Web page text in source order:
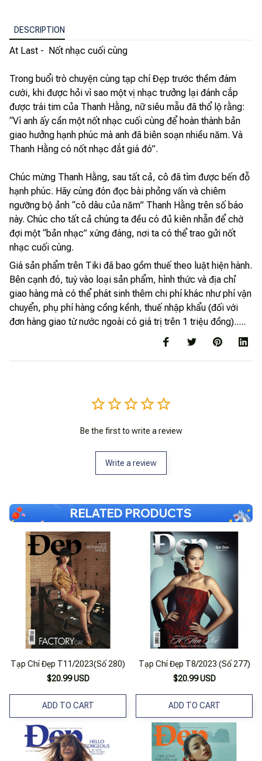
DESCRIPTION
At Last - Nốt nhạc cuối cùng
Trong buổi trò chuyện cùng tạp chí Đẹp trước thềm đám
cưới, khi được hỏi vì sao một vị nhạc trưởng lại đánh cắp
được trái tim của Thanh Hằng, nữ siêu mẫu đã thổ lộ rằng:
“Vì anh ấy cần một nốt nhạc cuối cùng để hoàn thành bản
giao hưởng hạnh phúc mà anh đã biên soạn nhiều năm. Và
Thanh Hằng có nốt nhạc đắt giá đó”.
Chúc mừng Thanh Hằng, sau tất cả, cô đã tìm được bến đỗ
hạnh phúc. Hãy cùng đón đọc bài phỏng vấn và chiêm
ngưỡng bộ ảnh “cô dâu của năm” Thanh Hằng trên số báo
này. Chúc cho tất cả chúng ta đều có đủ kiên nhẫn để chờ
đợi một “bản nhạc” xứng đáng, nơi ta có thể trao gửi nốt
nhạc cuối cùng.
Giá sản phẩm trên Tiki đã bao gồm thuế theo luật hiện hành.
Bên cạnh đó, tuỳ vào loại sản phẩm, hình thức và địa chỉ
giao hàng mà có thể phát sinh thêm chi phí khác như phí vận
chuyển, phụ phí hàng cồng kềnh, thuế nhập khẩu (đối với
đơn hàng giao từ nước ngoài có giá trị trên 1 triệu đồng).....
Be the first to write a review
Write a review
RELATED PRODUCTS
Tạp Chí Đẹp T11/2023(Số 280)
$20.99 USD
ADD TO CART
Tạp Chí Đẹp T8/2023 (Số 277)
$20.99 USD
ADD TO CART